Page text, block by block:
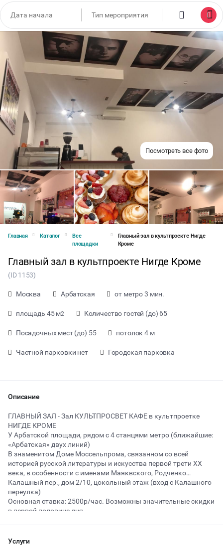
Посмотреть все фото
Главная Каталог
Все
площадки
Главный зал в культпроекте Нигде
Кроме
Главный зал в культпроекте Нигде Кроме
(ID 1153)
Москва Арбатская от метро 3 мин.
площадь 45 м2 Количество гостей (до) 65
Посадочных мест (до) 55 потолок 4 м
Частной парковки нет Городская парковка
Описание
ГЛАВНЫЙ ЗАЛ - Зал КУЛЬТПРОСВЕТ КАФЕ в культпроетке
НИГДЕ КРОМЕ
У Арбатской площади, рядом с 4 станцями метро (ближайшие:
«Арбатская» двух линий)
В знаменитом Доме Моссельпрома, связанном со всей
историей русской литературы и искусства первой трети ХХ
века, в особенности с именами Маяквского, Родченко…
Калашный пер., дом 2/10, цокольный этаж (вход с Калашного
переулка)
Основная ставка: 2500р/час. Возможны значительные скидки
в первой половине дня.
работать до/после (или во время) вашего мероприятия.
Услуги
от 2500 ₽ за час
Тип мероприятия
ВЕЧЕРИНКИ
ДЕНЬ РОЖДЕНИЯ
Начало Окончание